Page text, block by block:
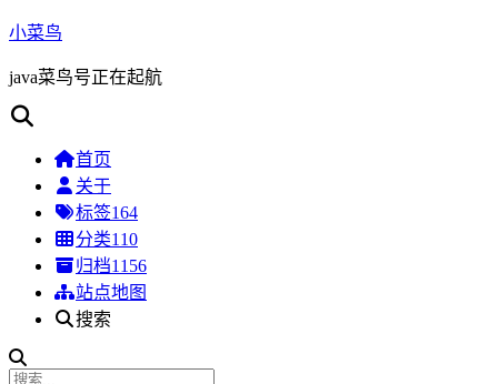
小菜鸟
java菜鸟号正在起航
首页
关于
标签164
分类110
归档1156
站点地图
搜索